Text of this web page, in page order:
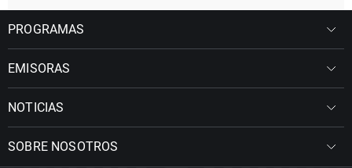
PROGRAMAS
EMISORAS
NOTICIAS
SOBRE NOSOTROS